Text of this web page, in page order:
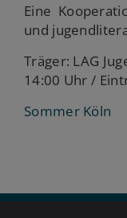
Eine
und
Träger: LAG
14:00 Uhr /
Sommer Köln